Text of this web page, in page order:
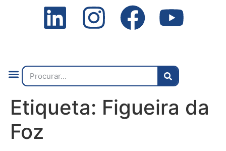
Etiqueta: Figueira da
Foz